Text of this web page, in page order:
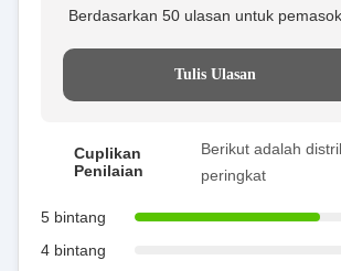
Berdasarkan 50 ulasan untuk
Tulis Ulasan
Cuplikan
Penilaian
Berikut adalah
peringkat
5 bintang
4 bintang